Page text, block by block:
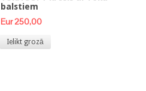
balstiem
Eur 250,00
Ielikt grozā